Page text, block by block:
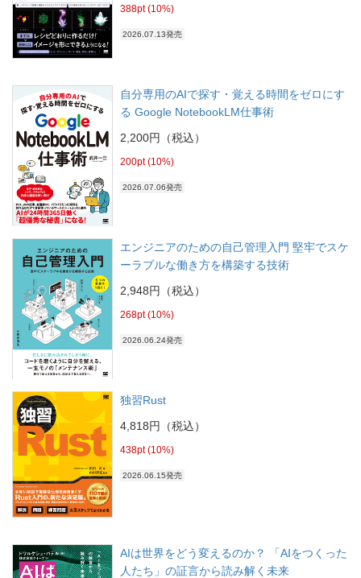
388pt (10%)
2026.07.13発売
自分専用のAIで探す・覚える時間をゼロにす
る Google NotebookLM仕事術
2,200円（税込）
200pt (10%)
2026.07.06発売
エンジニアのための自己管理入門 堅牢でスケ
ーラブルな働き方を構築する技術
2,948円（税込）
268pt (10%)
2026.06.24発売
独習Rust
4,818円（税込）
438pt (10%)
2026.06.15発売
AIは世界をどう変えるのか？ 「AIをつくった
人たち」の証言から読み解く未来